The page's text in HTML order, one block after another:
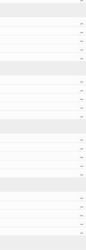
..
..
..
..
..
..
..
..
..
..
..
..
..
..
..
..
..
..
..
..